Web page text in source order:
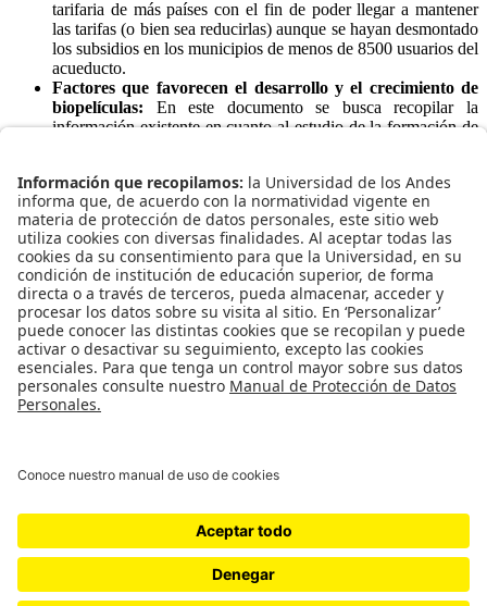
tarifaria de más países con el fin de poder llegar a mantener
las tarifas (o bien sea reducirlas) aunque se hayan desmontado
los subsidios en los municipios de menos de 8500 usuarios del
acueducto.
Factores que favorecen el desarrollo y el crecimiento de
biopelículas: En este documento se busca recopilar la
información existente en cuanto al estudio de la formación de
países tropicales y subtropicales.
Efecto hidráulico de la película biológica sobre el
coeficiente de rugosidad : En este informe se busca
determinar la variación del coeficiente de rugosidad (Ks)
debido a la formación de biopelículas en tubería de PVC de
agua potable mediante la implementación y seguimiento de un
modelo físico.
Todos los derechos reservados. 2020.
Edificio Mario Laserna (ML) Contacto 3394949 ext: 2805
Universidad de los Andes | Departamento de Ingeniería Civil y
Ambiental | Vigilado MinEducación
Personería Jurídica: Resolución No. 28 del 23 de febrero de 1949,
Ministerio de Justicia